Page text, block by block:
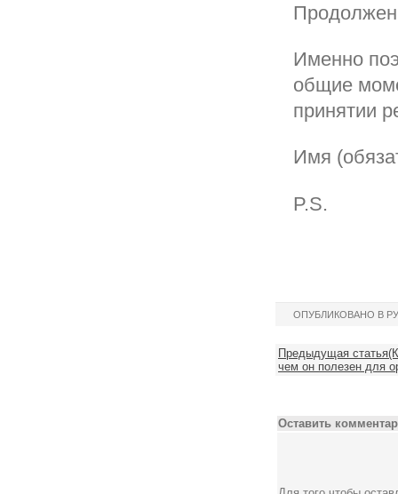
Именно
общие
принятии
Имя
P.S.
ОПУБЛИКОВАНО В
Предыдущая
чем он полезен для
Оставить